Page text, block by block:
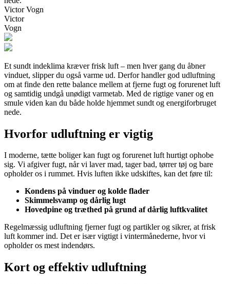
Victor Vogn
Victor
Vogn
Et sundt indeklima kræver frisk luft – men hver gang du åbner
vinduet, slipper du også varme ud. Derfor handler god udluftning
om at finde den rette balance mellem at fjerne fugt og forurenet luft
og samtidig undgå unødigt varmetab. Med de rigtige vaner og en
smule viden kan du både holde hjemmet sundt og energiforbruget
nede.
Hvorfor udluftning er vigtig
I moderne, tætte boliger kan fugt og forurenet luft hurtigt ophobe
sig. Vi afgiver fugt, når vi laver mad, tager bad, tørrer tøj og bare
opholder os i rummet. Hvis luften ikke udskiftes, kan det føre til:
Kondens på vinduer og kolde flader
Skimmelsvamp og dårlig lugt
Hovedpine og træthed på grund af dårlig luftkvalitet
Regelmæssig udluftning fjerner fugt og partikler og sikrer, at frisk
luft kommer ind. Det er især vigtigt i vintermånederne, hvor vi
opholder os mest indendørs.
Kort og effektiv udluftning